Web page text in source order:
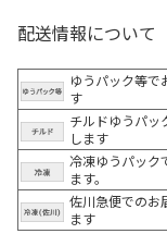
配送情報について
ゆうパック等で
す
チルドゆうパッ
します
冷凍ゆうパック
ます。
佐川急便でのお
ます